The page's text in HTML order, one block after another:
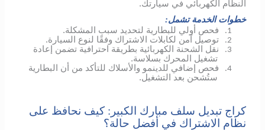
النظام الكهربائي في سيارتك.
خطوات الخدمة تشمل:
1. فحص أولي للبطارية لتحديد سبب المشكلة.
2. توصيل آمن لكابلات الاشتراك وفقًا لنوع السيارة.
3.
نقل الشحنة الكهربائية بطريقة احترافية تضمن إعادة
تشغيل المحرك بسلاسة.
4. فحص إضافي للدينمو والأسلاك للتأكد من أن البطارية
ستُشحن بعد التشغيل.
كراج تبديل سلف مبارك الكبير: كيف نحافظ على
نظام الاشتراك في أفضل حالة؟